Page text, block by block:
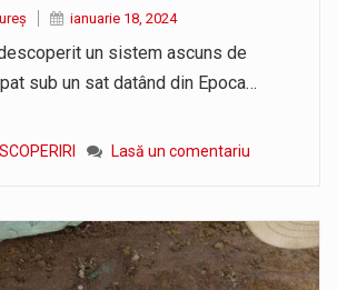
ianuarie 18, 2024
un sistem ascuns de
sub un sat datând din Epoca…
Lasă un comentariu